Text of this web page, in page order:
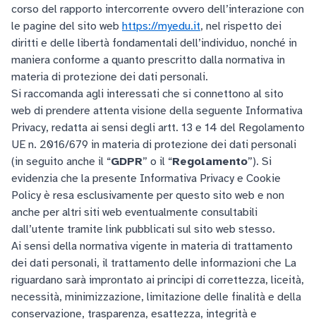
corso del rapporto intercorrente ovvero dell’interazione con
le pagine del sito web https://myedu.it, nel rispetto dei
diritti e delle libertà fondamentali dell’individuo, nonché in
maniera conforme a quanto prescritto dalla normativa in
materia di protezione dei dati personali.
Si raccomanda agli interessati che si connettono al sito
web di prendere attenta visione della seguente Informativa
Privacy, redatta ai sensi degli artt. 13 e 14 del Regolamento
UE n. 2016/679 in materia di protezione dei dati personali
(in seguito anche il “GDPR” o il “Regolamento”). Si
evidenzia che la presente Informativa Privacy e Cookie
Policy è resa esclusivamente per questo sito web e non
anche per altri siti web eventualmente consultabili
dall’utente tramite link pubblicati sul sito web stesso.
Ai sensi della normativa vigente in materia di trattamento
dei dati personali, il trattamento delle informazioni che La
riguardano sarà improntato ai principi di correttezza, liceità,
necessità, minimizzazione, limitazione delle finalità e della
conservazione, trasparenza, esattezza, integrità e